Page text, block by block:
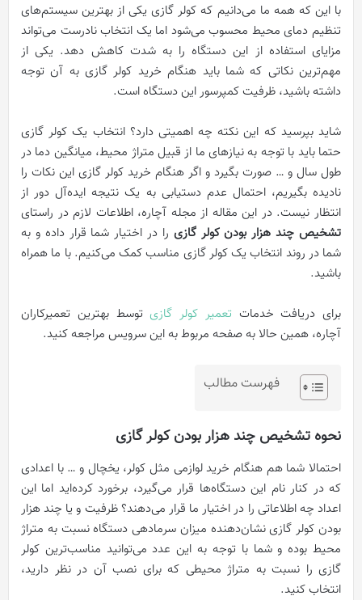
با این که همه ما می‌دانیم که کولر گازی یکی از بهترین سیستم‌های
تنظیم دمای محیط محسوب می‌شود اما یک انتخاب نادرست می‌تواند
مزایای استفاده از این دستگاه را به شدت کاهش دهد. یکی از
مهم‌ترین نکاتی که شما باید هنگام خرید کولر گازی به آن توجه
داشته باشید، ظرفیت کمپرسور این دستگاه است.
شاید بپرسید که این نکته چه اهمیتی دارد؟ انتخاب یک کولر گازی
حتما باید با توجه به نیازهای ما از قبیل متراژ محیط، میانگین دما در
طول سال و … صورت بگیرد و اگر هنگام خرید کولر گازی این نکات را
نادیده بگیریم، احتمال عدم دستیابی به یک نتیجه ایده‌آل دور از
انتظار نیست. در این مقاله از مجله آچاره، اطلاعات لازم در راستای
تشخیص چند هزار بودن کولر گازی را در اختیار شما قرار داده و به
شما در روند انتخاب یک کولر گازی مناسب کمک می‌کنیم. با ما همراه
باشید.
برای دریافت خدماتتعمیر کولر گازیتوسط بهترین تعمیرکاران
آچاره، همین حالا به صفحه مربوط به این سرویس مراجعه کنید.
فهرست مطالب
نحوه تشخیص چند هزار بودن کولر گازی
احتمالا شما هم هنگام خرید لوازمی مثل کولر، یخچال و … با اعدادی
که در کنار نام این دستگاه‌ها قرار می‌گیرد، برخورد کرده‌اید اما این
اعداد چه اطلاعاتی را در اختیار ما قرار می‌دهند؟ ظرفیت و یا چند هزار
بودن کولر گازی نشان‌دهنده میزان سرمادهی دستگاه نسبت به متراژ
محیط بوده و شما با توجه به این عدد می‌توانید مناسب‌ترین کولر
گازی را نسبت به متراژ محیطی که برای نصب آن در نظر دارید،
انتخاب کنید.